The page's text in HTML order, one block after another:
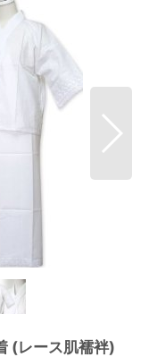
(レース肌襦袢)